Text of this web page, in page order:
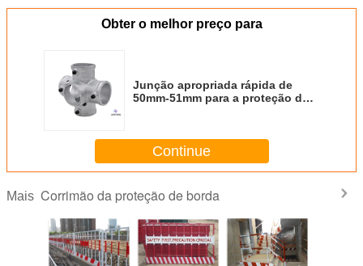
Obter o melhor preço para
Junção apropriada rápida de
50mm-51mm para a proteção do
Continue
Mais Corrimão da proteção de borda